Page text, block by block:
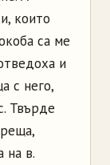
които
са ме
и
с него,
Твърдe
на в.